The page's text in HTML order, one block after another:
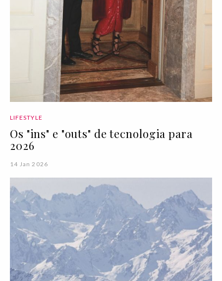
LIFESTYLE
Os "ins" e "outs" de tecnologia para
2026
14 Jan 2026